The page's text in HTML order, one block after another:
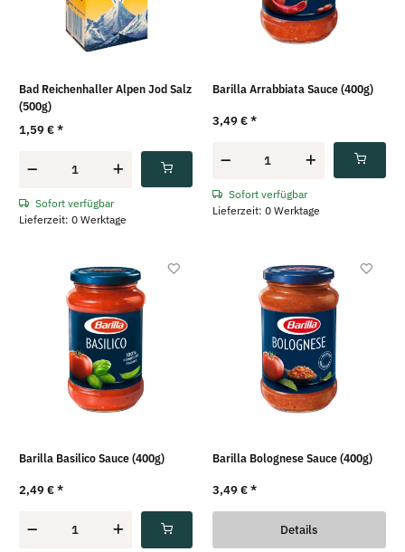
Bad Reichenhaller Alpen Jod Salz
(500g)
1,59 €*
Sofort verfügbar
Lieferzeit: 0 Werktage
Barilla Arrabbiata Sauce (400g)
3,49 €*
Sofort verfügbar
Lieferzeit: 0 Werktage
Barilla Basilico Sauce (400g)
2,49 €*
Barilla Bolognese Sauce (400g)
3,49 €*
Details